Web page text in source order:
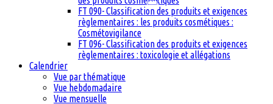
FT 090- Classification des produits et exigences
règlementaires : les produits cosmétiques :
Cosmétovigilance
FT 096- Classification des produits et exigences
règlementaires : toxicologie et allégations
Calendrier
Vue par thématique
Vue hebdomadaire
Vue mensuelle